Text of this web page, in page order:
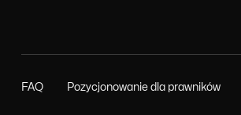
FAQ Pozycjonowanie dla prawników